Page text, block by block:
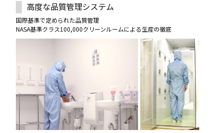
高度な品質管理システム
国際基準で定められた品質管理
NASA基準クラス100,000クリーンルームによる生産の徹底